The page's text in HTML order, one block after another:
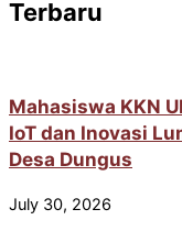
Terbaru
Mahasiswa KKN
IoT dan Inovasi
Desa Dungus
July 30, 2026